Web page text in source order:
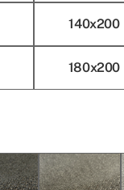
140x200
180x200